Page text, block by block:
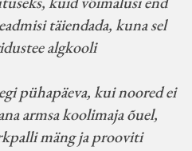
täiendada, kuna sel
algkooli
pühapäeva, kui noored ei
armsa koolimaja õuel,
mäng ja prooviti